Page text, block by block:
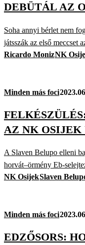
DEBÜTÁL AZ
Soha annyi bérlet nem
játsszák az első meccset
Ricardo MonizNK
Minden más foci
AZ NK OSIJEK
A Slaven Belupo elleni
horvát–örmény Eb-
NK OsijekSlaven
Minden más foci
EDZŐSORS: